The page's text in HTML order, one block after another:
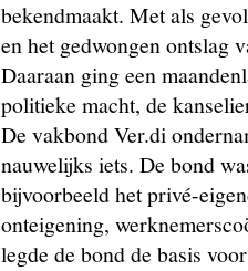
bekendmaakt. Met als
en het gedwongen ontslag
Daaraan ging een
politieke macht, de
De vakbond Ver.di
nauwelijks iets. De bond
bijvoorbeeld het privé-
onteigening,
legde de bond de basis